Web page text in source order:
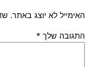
האימייל לא יוצג באתר.
התגובה שלך *